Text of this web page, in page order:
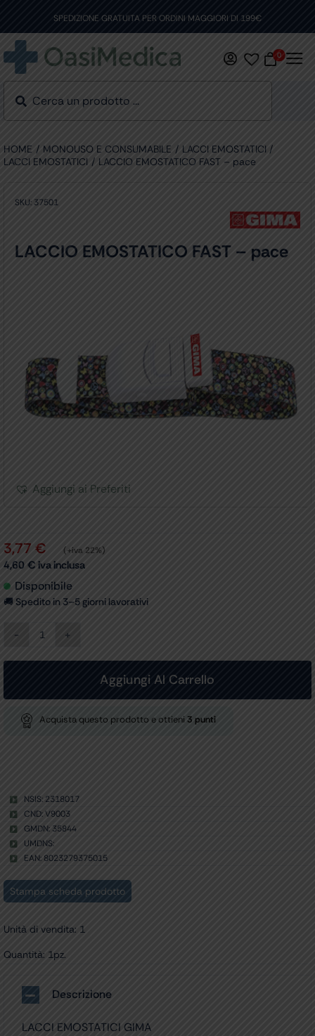
content
SPEDIZIONE GRATUITA PER ORDINI MAGGIORI DI 199€
0
HOME MONOUSO E CONSUMABILE
LACCI EMOSTATICI
LACCI EMOSTATICI
LACCIO EMOSTATICO FAST – pace
SKU: 37501
LACCIO EMOSTATICO FAST – pace
Aggiungi ai Preferiti
3,77 € (+iva 22%)
4,60 € iva inclusa
Disponibile
🚚 Spedito in 3–5 giorni lavorativi
LACCIO
FAST
quantità
Aggiungi Al Carrello
Acquista questo prodotto e ottieni 3 punti
NSIS: 2318017
CND: V9003
GMDN: 35844
UMDNS:
EAN: 8023279375015
Stampa scheda prodotto
Unità di vendita: 1
Quantità: 1pz.
Descrizione
LACCI EMOSTATICI GIMA